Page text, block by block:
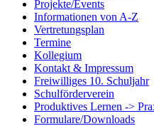
Projekte/Events
Informationen von A-Z
Vertretungsplan
Termine
Kollegium
Kontakt & Impressum
Freiwilliges 10. Schuljahr
Schulförderverein
Produktives Lernen ->
Formulare/Downloads